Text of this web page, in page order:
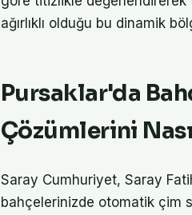
ağırlıklı olduğu bu dinamik
Pursaklar'da
Çözümlerini
Saray Cumhuriyet, Saray
bahçelerinizde otomatik çim